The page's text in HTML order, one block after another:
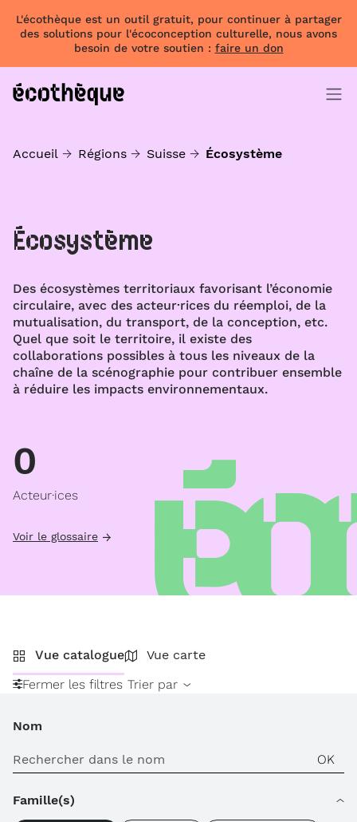
L'écothèque est un outil gratuit, pour continuer à partager
des solutions pour l'écoconception culturelle, nous avons
besoin de votre soutien : faire un don
Accueil Régions Suisse Écosystème
Écosystème
Des écosystèmes territoriaux favorisant l’économie
circulaire, avec des acteur·rices du réemploi, de la
mutualisation, du transport, de la conception, etc.
Quel que soit le territoire, il existe des
collaborations possibles à tous les niveaux de la
chaîne de la scénographie pour contribuer ensemble
à réduire les impacts environnementaux.
0
Acteur·ices
Voir le glossaire
Vue catalogue
Vue carte
Fermer les filtres Trier par
Nom
Famille(s)